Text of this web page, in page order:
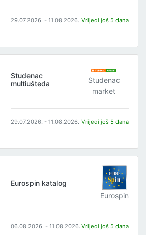
29.07.2026. - 11.08.2026. Vrijedi još 5 dana
Studenac
multiušteda
Studenac
market
29.07.2026. - 11.08.2026. Vrijedi još 5 dana
Eurospin katalog
Eurospin
06.08.2026. - 11.08.2026. Vrijedi još 5 dana